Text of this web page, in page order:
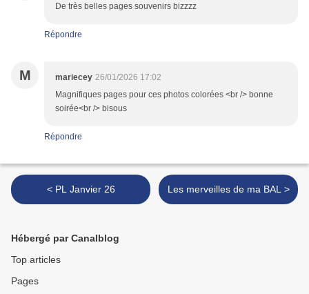
De très belles pages souvenirs bizzzz
Répondre
M mariecey 26/01/2026 17:02
Magnifiques pages pour ces photos colorées <br /> bonne
soirée<br /> bisous
Répondre
< PL Janvier 26 Les merveilles de ma BAL >
Hébergé par Canalblog
Top articles
Pages